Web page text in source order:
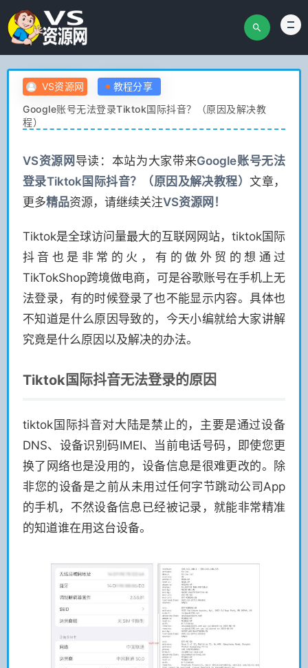
VS资源网
教程分享
Google账号无法登录Tiktok国际抖音？（原因及解决教
程）
VS资源网 导读：本站为大家带来Google账号无法
登录Tiktok国际抖音？（原因及解决教程）文章，
更多精品资源，请继续关注VS资源网！
Tiktok是全球访问量最大的互联网网站，tiktok国际
抖音也是非常的火，有的做外贸的想通过
TikTokShop跨境做电商，可是谷歌账号在手机上无
法登录，有的时候登录了也不能显示内容。具体也
不知道是什么原因导致的，今天小编就给大家讲解
究竟是什么原因以及解决的办法。
Tiktok国际抖音无法登录的原因
tiktok国际抖音对大陆是禁止的，主要是通过设备
DNS、设备识别码IMEI、当前电话号码，即使您更
换了网络也是没用的，设备信息是很难更改的。除
非您的设备是之前从未用过任何字节跳动公司App
的手机，不然设备信息已经被记录，就能非常精准
的知道谁在用这台设备。